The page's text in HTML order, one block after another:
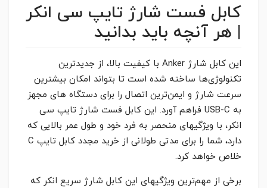
کابل فست شارژ تایپ سی انکر
| هر آنچه باید بدانید
این کابل شارژ Anker با کیفیت بالا، از جدیدترین
تکنولوژی‌ها ساخته شده است تا بتواند امکان بیشترین
سرعت شارژ و ایمن‌ترین اتصال را برای دستگاه های مجهز
به USB-C فراهم آورد. این کابل فست شارژ تایپ سی
انکر، با ویژگیهای منحصر به فرد خود و طول عمر بالایی که
دارد، شما را برای مدتی طولانی از خرید مجدد کابل تایپ C
خلاص خواهد کرد.
برخی از مهم‌ترین ویژگیهای این کابل شارژ سریع انکر که